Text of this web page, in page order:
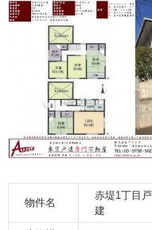
物件名
赤堤1丁目戸
建